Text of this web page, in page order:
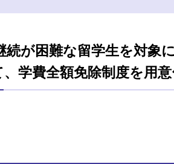
が困難な留学生を対象
学費全額免除制度を用